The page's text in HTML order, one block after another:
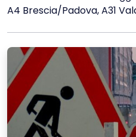
A4 Brescia/Padova, A31